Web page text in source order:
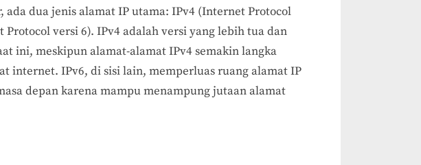
ada dua jenis alamat IP utama: IPv4 (Internet Protocol
versi 6). IPv4 adalah versi yang lebih tua dan
ini, meskipun alamat-alamat IPv4 semakin langka
internet. IPv6, di sisi lain, memperluas ruang alamat IP
depan karena mampu menampung jutaan alamat